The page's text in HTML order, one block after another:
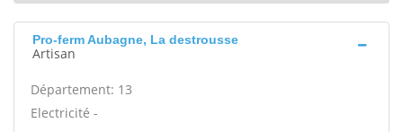
Pro-ferm Aubagne, La destrousse
Artisan
Département: 13
Electricité -